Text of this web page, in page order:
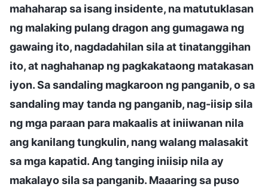
mahaharap sa isang insidente, na matutuklasan
ng malaking pulang dragon ang gumagawa ng
gawaing ito, nagdadahilan sila at tinatanggihan
ito, at naghahanap ng pagkakataong matakasan
iyon. Sa sandaling magkaroon ng panganib, o sa
sandaling may tanda ng panganib, nag-iisip sila
ng mga paraan para makaalis at iniiwanan nila
ang kanilang tungkulin, nang walang malasakit
sa mga kapatid. Ang tanging iniisip nila ay
makalayo sila sa panganib. Maaaring sa puso